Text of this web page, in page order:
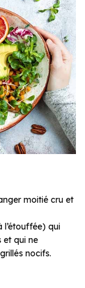
moitié cru et
l’étouffée) qui
et qui ne
nocifs.